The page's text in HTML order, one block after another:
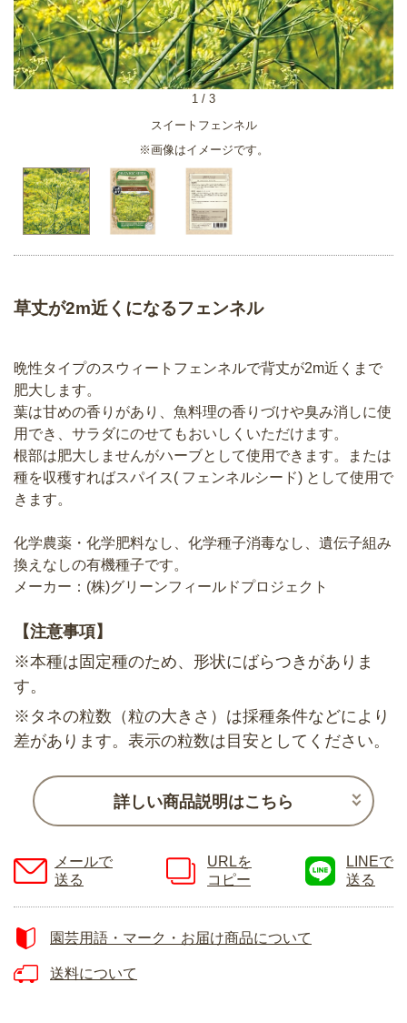
スイートフェンネル
※画像はイメージです。
1 / 3
草丈が2m近くになるフェンネル
晩性タイプのスウィートフェンネルで背丈が2m近くまで
肥大します。
葉は甘めの香りがあり、魚料理の香りづけや臭み消しに使
用でき、サラダにのせてもおいしくいただけます。
根部は肥大しませんがハーブとして使用できます。または
種を収穫すればスパイス( フェンネルシード) として使用で
きます。
化学農薬・化学肥料なし、化学種子消毒なし、遺伝子組み
換えなしの有機種子です。
メーカー：(株)グリーンフィールドプロジェクト
【注意事項】
※本種は固定種のため、形状にばらつきがありま
す。
※タネの粒数（粒の大きさ）は採種条件などにより
差があります。表示の粒数は目安としてください。
詳しい商品説明はこちら
メールで
送る
URLを
コピー
LINEで
送る
園芸用語・マーク・お届け商品について
送料について